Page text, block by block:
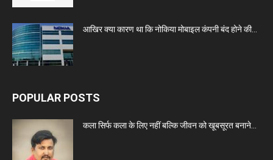
आखिर क्या कारण था कि नोकिया मोबाइल कंपनी बंद होने की...
POPULAR POSTS
कला सिर्फ कला के लिए नहीं बल्कि जीवन को खूबसूरत बनाने...